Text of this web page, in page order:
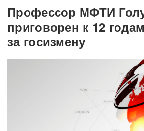
Профессор МФТИ
приговорен к 12
за госизмену